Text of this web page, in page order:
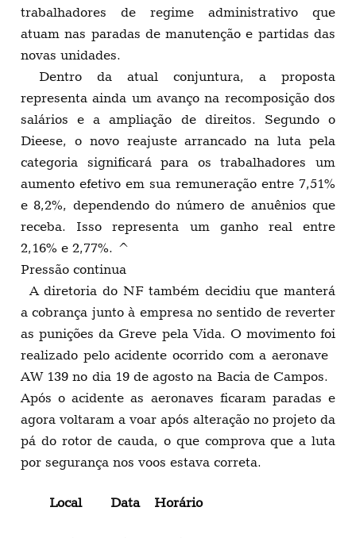
trabalhadores de regime administrativo que
atuam nas paradas de manutenção e partidas das
novas unidades.
Dentro da atual conjuntura, a proposta
representa ainda um avanço na recomposição dos
salários e a ampliação de direitos. Segundo o
Dieese, o novo reajuste arrancado na luta pela
categoria significará para os trabalhadores um
aumento efetivo em sua remuneração entre 7,51%
e 8,2%, dependendo do número de anuênios que
receba. Isso representa um ganho real entre
2,16% e 2,77%. ^
Pressão continua
A diretoria do NF também decidiu que manterá
a cobrança junto à empresa no sentido de reverter
as punições da Greve pela Vida. O movimento foi
realizado pelo acidente ocorrido com a aeronave
AW 139 no dia 19 de agosto na Bacia de Campos.
Após o acidente as aeronaves ficaram paradas e
agora voltaram a voar após alteração no projeto da
pá do rotor de cauda, o que comprova que a luta
por segurança nos voos estava correta.
Local Data Horário